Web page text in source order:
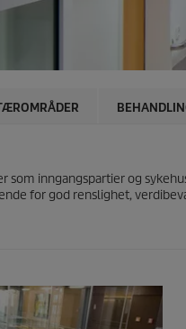
som inngangspartier og
for god renslighet,